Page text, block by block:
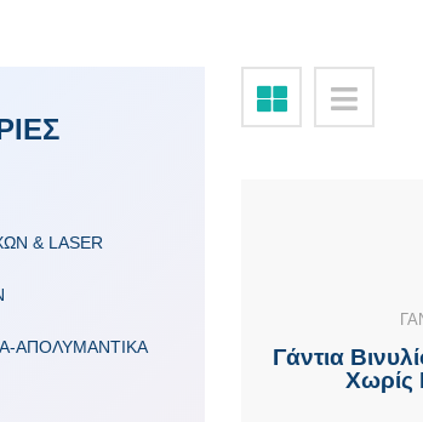
& LASER
ΑΠΟΛΥΜΑΝΤΙΚΑ
Γάντια
Χωρίς